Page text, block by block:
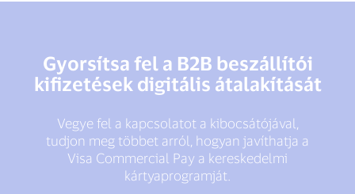
Gyorsítsa fel a B2B beszállítói
kifizetések digitális átalakítását
Vegye fel a kapcsolatot a kibocsátójával,
tudjon meg többet arról, hogyan javíthatja a
Visa Commercial Pay a kereskedelmi
kártyaprogramját.